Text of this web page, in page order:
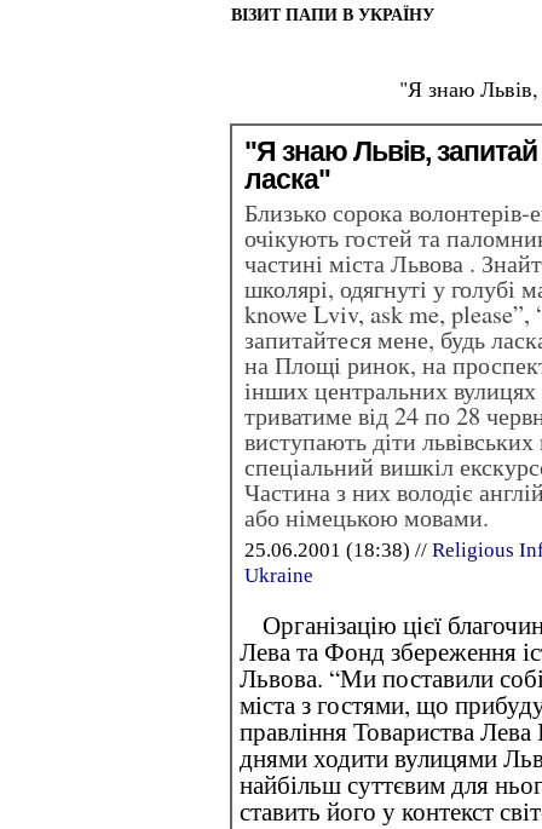
ВІЗИТ ПАПИ В УКРАЇНУ
"Я знаю Львів,
"Я знаю Львів,
ласка"
Близько сорока волонтерів-
очікують гостей та
частині міста Львова .
школярі, одягнуті у голубі
knowe Lviv, ask me, please”,
запитайтеся мене, будь
на Площі ринок, на
інших центральних
триватиме від 24 по 28
виступають діти
спеціальний вишкіл
Частина з них володіє
або німецькою мовами.
25.06.2001 (18:38) // Religious
Ukraine
Організацію цієї
Лева та Фонд збереження
Львова. “Ми поставили
міста з гостями, що
правління Товариства
днями ходити вулицями
найбільш суттєвим для
ставить його у контекст